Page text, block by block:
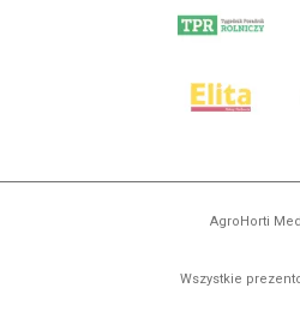
AgroHorti
Wszystkie